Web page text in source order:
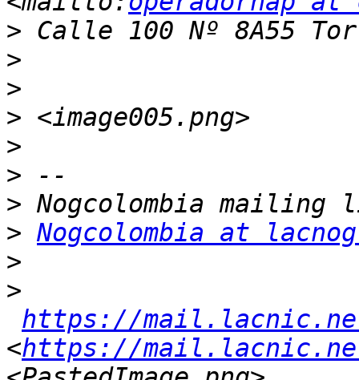
>
>
>
>
>
>
>
> Nogcolombia at
>
>
https://
<https://